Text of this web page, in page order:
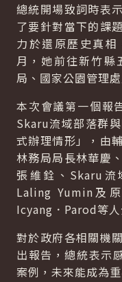
總統開場致詞時表
了要針對當下的課
力於還原歷史真
月，她前往新竹縣
局、國家公園管理
本次會議第一個報
Skaru流域部落群
式辦理情形」，由
林務局局長林華慶
張維銓、Skaru
Laling Yumin及
Icyang．Parod等人
對於政府各相關機
出報告，總統表示
案例，未來能成為